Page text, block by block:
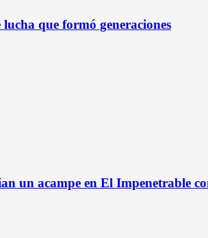
que formó generaciones
un acampe en El Impenetrable